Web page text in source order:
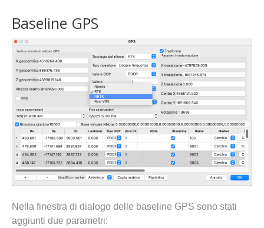
Baseline GPS
Nella finestra di dialogo delle baseline GPS sono stati
aggiunti due parametri: